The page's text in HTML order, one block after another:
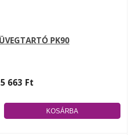
PK90
5 663 Ft